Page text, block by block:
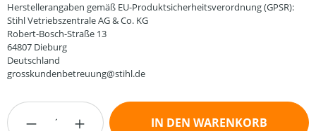
Herstellerangaben gemäß EU-Produktsicherheitsverordnung (GPSR):
Stihl Vetriebszentrale AG & Co. KG
Robert-Bosch-Straße 13
64807 Dieburg
Deutschland
grosskundenbetreuung@stihl.de
Produkt Anzahl: Gib den gewünschten
IN DEN WARENKORB